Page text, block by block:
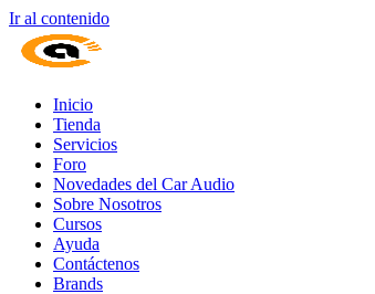
Ir al contenido
Inicio
Tienda
Servicios
Foro
Novedades del Car Audio
Sobre Nosotros
Cursos
Ayuda
Contáctenos
Brands